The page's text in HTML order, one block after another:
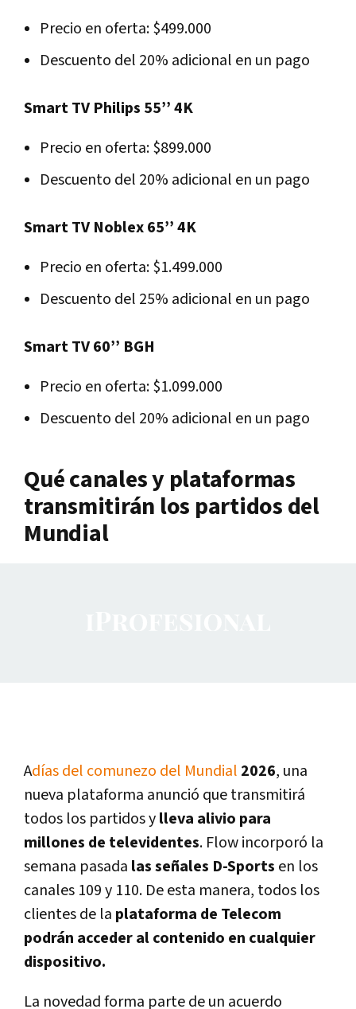
Precio en oferta: $499.000
Descuento del 20% adicional en un pago
Smart TV Philips 55’’ 4K
Precio en oferta: $899.000
Descuento del 20% adicional en un pago
Smart TV Noblex 65’’ 4K
Precio en oferta: $1.499.000
Descuento del 25% adicional en un pago
Smart TV 60’’ BGH
Precio en oferta: $1.099.000
Descuento del 20% adicional en un pago
Qué canales y plataformas
transmitirán los partidos del
Mundial
Adías del comunezo del Mundial 2026, una
nueva plataforma anunció que transmitirá
todos los partidos ylleva alivio para
millones de televidentes. Flow incorporó la
semana pasada las señales D-Sports en los
canales 109 y 110. De esta manera, todos los
clientes de la plataforma de Telecom
podrán acceder al contenido en cualquier
dispositivo.
La novedad forma parte de un acuerdo